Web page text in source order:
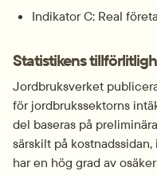
Indikator C: Real
Statistikens
Jordbruksverket
för jordbrukssektorns
del baseras på
särskilt på
har en hög grad av